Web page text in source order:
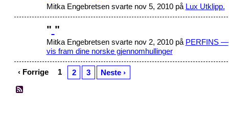
Mitka Engebretsen svarte nov 5, 2010 på Lux Utklipp.
" "
Mitka Engebretsen svarte nov 2, 2010 på PERFINS —
vis fram dine norske gjennomhullinger
‹ Forrige 1 2 3 Neste ›